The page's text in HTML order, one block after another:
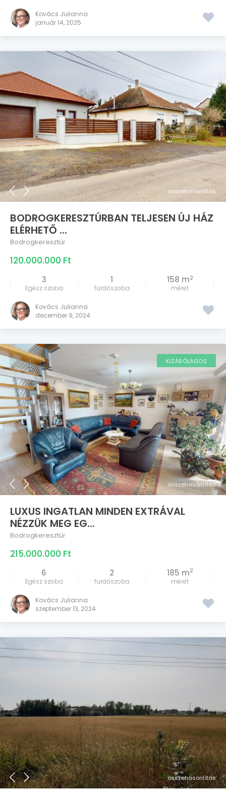
Kovács Julianna
január 14, 2025
összehasonlítás
BODROGKERESZTÚRBAN TELJESEN ÚJ HÁZ
ELÉRHETŐ ...
Bodrogkeresztúr
120.000.000 Ft
3
Egész szoba
1
fürdőszoba
158 m2
méret
Kovács Julianna
december 9, 2024
összehasonlítás
KIZÁRÓLAGOS
LUXUS INGATLAN MINDEN EXTRÁVAL
NÉZZÜK MEG EG...
Bodrogkeresztúr
215.000.000 Ft
6
Egész szoba
2
fürdőszoba
185 m2
méret
Kovács Julianna
szeptember 13, 2024
összehasonlítás